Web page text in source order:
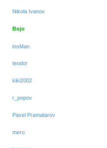
Nikola Ivanov
Bojo
insMan
teodor
kiki2002
r_popov
Pavel Pramatarov
mero